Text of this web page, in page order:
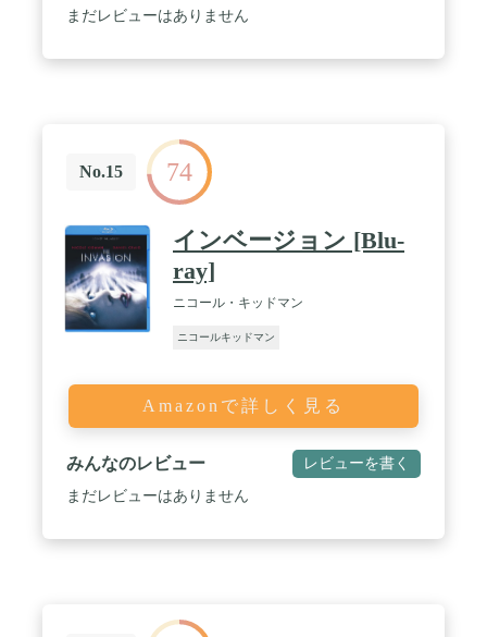
まだレビューはありません
No.15 74
インベージョン [Blu-
ray]
ニコール・キッドマン
ニコールキッドマン
Amazonで詳しく見る
みんなのレビュー レビューを書く
まだレビューはありません